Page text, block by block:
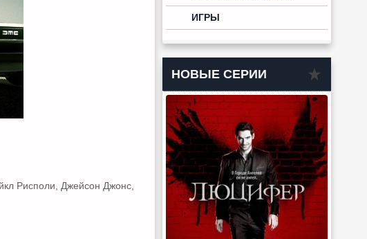
Рисполи, Джейсон Джонс,
ИГРЫ
НОВЫЕ СЕРИИ